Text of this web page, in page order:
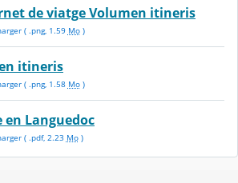
de viatge Volumen itineris
( .png, 1.59 Mo)
itineris
( .png, 1.58 Mo)
en Languedoc
( .pdf, 2.23 Mo)